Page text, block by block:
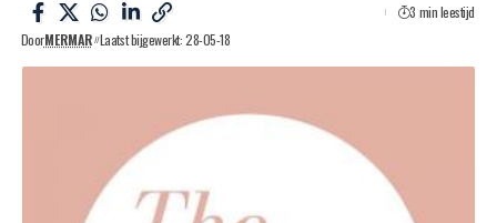
DoorMERMAR Laatst bijgewerkt: 28-05-18
3 min leestijd